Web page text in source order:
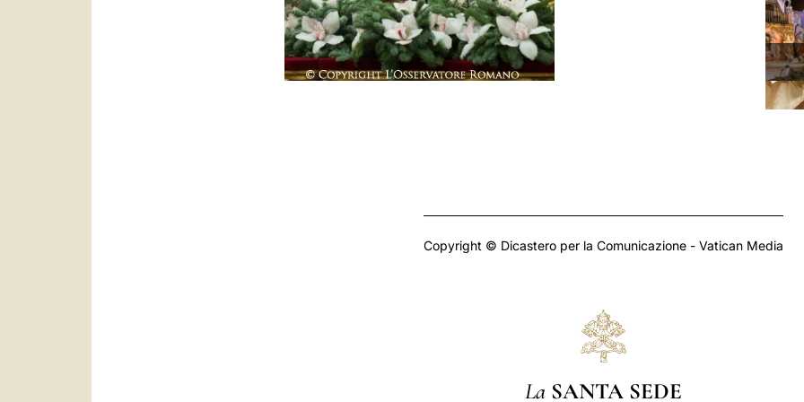
Copyright © Dicastero per la Comunicazione - Vatican Media
La SANTA SEDE